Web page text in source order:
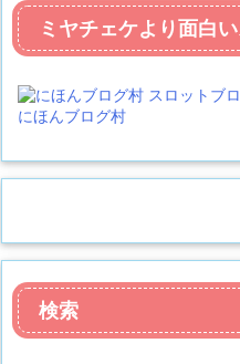
ミヤチェケより面白
にほんブログ村
検索